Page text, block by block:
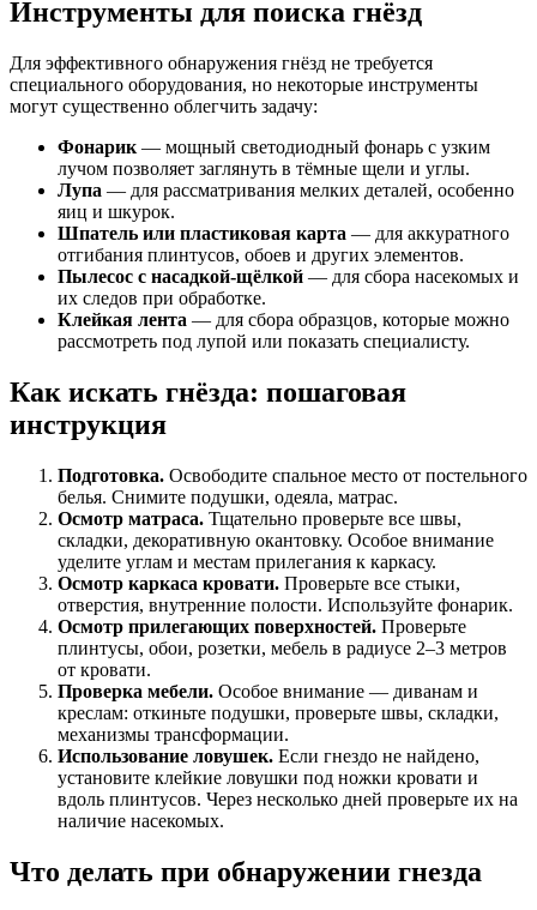
Инструменты для поиска гнёзд
Для эффективного обнаружения гнёзд не требуется
специального оборудования, но некоторые инструменты
могут существенно облегчить задачу:
Фонарик — мощный светодиодный фонарь с узким
лучом позволяет заглянуть в тёмные щели и углы.
Лупа — для рассматривания мелких деталей, особенно
яиц и шкурок.
Шпатель или пластиковая карта — для аккуратного
отгибания плинтусов, обоев и других элементов.
Пылесос с насадкой-щёлкой — для сбора насекомых и
их следов при обработке.
Клейкая лента — для сбора образцов, которые можно
рассмотреть под лупой или показать специалисту.
Как искать гнёзда: пошаговая
инструкция
Подготовка. Освободите спальное место от постельного
белья. Снимите подушки, одеяла, матрас.
Осмотр матраса. Тщательно проверьте все швы,
складки, декоративную окантовку. Особое внимание
уделите углам и местам прилегания к каркасу.
Осмотр каркаса кровати. Проверьте все стыки,
отверстия, внутренние полости. Используйте фонарик.
Осмотр прилегающих поверхностей. Проверьте
плинтусы, обои, розетки, мебель в радиусе 2–3 метров
от кровати.
Проверка мебели. Особое внимание — диванам и
креслам: откиньте подушки, проверьте швы, складки,
механизмы трансформации.
Использование ловушек. Если гнездо не найдено,
установите клейкие ловушки под ножки кровати и
вдоль плинтусов. Через несколько дней проверьте их на
наличие насекомых.
Что делать при обнаружении гнезда